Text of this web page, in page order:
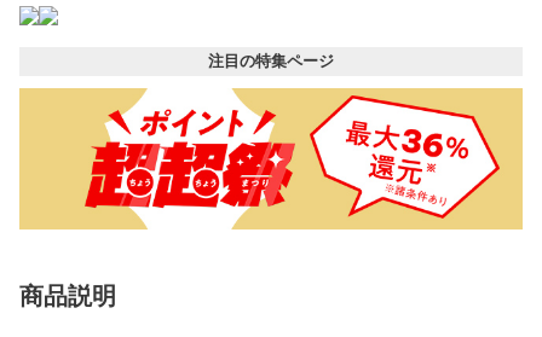
注目の特集ページ
商品説明